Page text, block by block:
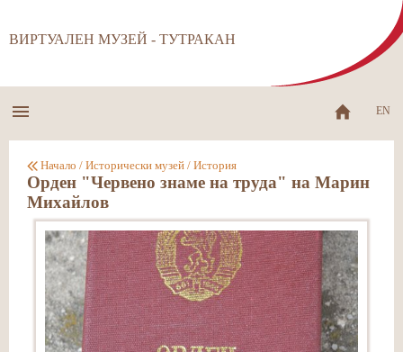
ВИРТУАЛЕН МУЗЕЙ - ТУТРАКАН
EN
Начало / Исторически музей / История
Орден "Червено знаме на труда" на Марин
Михайлов